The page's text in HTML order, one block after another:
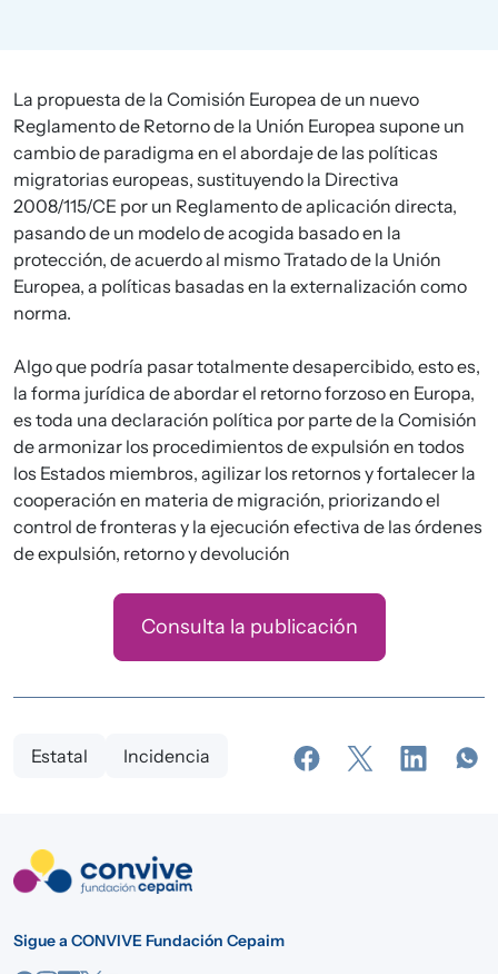
La propuesta de la Comisión Europea de un nuevo
Reglamento de Retorno de la Unión Europea supone un
cambio de paradigma en el abordaje de las políticas
migratorias europeas, sustituyendo la Directiva
2008/115/CE por un Reglamento de aplicación directa,
pasando de un modelo de acogida basado en la
protección, de acuerdo al mismo Tratado de la Unión
Europea, a políticas basadas en la externalización como
norma.
Algo que podría pasar totalmente desapercibido, esto es,
la forma jurídica de abordar el retorno forzoso en Europa,
es toda una declaración política por parte de la Comisión
de armonizar los procedimientos de expulsión en todos
los Estados miembros, agilizar los retornos y fortalecer la
cooperación en materia de migración, priorizando el
control de fronteras y la ejecución efectiva de las órdenes
de expulsión, retorno y devolución
Consulta la publicación
Estatal Incidencia
Sigue a CONVIVE Fundación Cepaim